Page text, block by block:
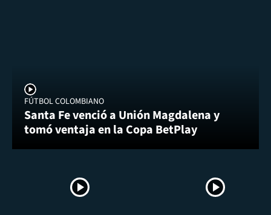
FÚTBOL COLOMBIANO
Santa Fe venció a Unión Magdalena y
tomó ventaja en la Copa BetPlay